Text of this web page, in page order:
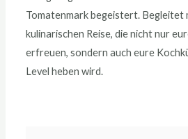
Tomatenmark begeistert. Begleitet
kulinarischen Reise, die nicht nur
erfreuen, sondern auch eure
Level heben wird.